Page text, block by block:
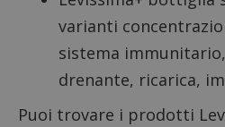
varianti
sistema
drenante, ricarica,
Puoi trovare i prodotti